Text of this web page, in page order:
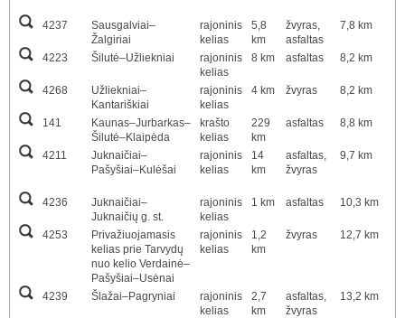
4237
Sausgalviai–
Žalgiriai
rajoninis
kelias
5,8
km
žvyras,
asfaltas
7,8 km
4223 Šilutė–Užliekniai
rajoninis
kelias
8 km asfaltas 8,2 km
4268
Užliekniai–
Kantariškiai
rajoninis
kelias
4 km žvyras 8,2 km
141
Kaunas–Jurbarkas–
Šilutė–Klaipėda
krašto
kelias
229
km
asfaltas 8,8 km
4211
Juknaičiai–
Pašyšiai–Kulėšai
rajoninis
kelias
14
km
asfaltas,
žvyras
9,7 km
4236
Juknaičiai–
Juknaičių g. st.
rajoninis
kelias
1 km asfaltas 10,3 km
4253
Privažiuojamasis
kelias prie Tarvydų
nuo kelio Verdainė–
Pašyšiai–Usėnai
rajoninis
kelias
1,2
km
žvyras 12,7 km
4239 Šlažai–Pagryniai
rajoninis
kelias
2,7
km
asfaltas,
žvyras
13,2 km